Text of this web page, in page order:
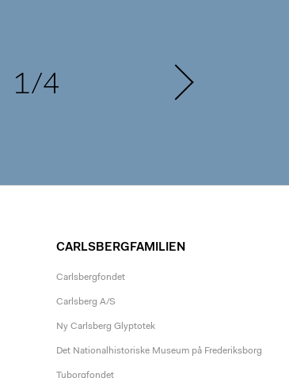
1/4
CARLSBERGFAMILIEN
Carlsbergfondet
Carlsberg A/S
Ny Carlsberg Glyptotek
Det Nationalhistoriske Museum på Frederiksborg
Tuborgfondet